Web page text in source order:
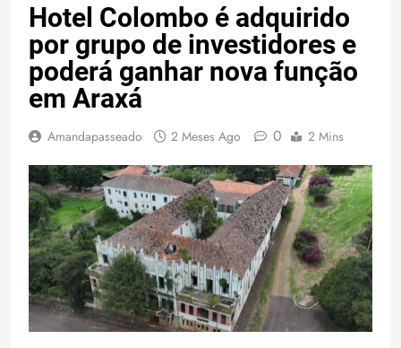
Hotel Colombo é adquirido
por grupo de investidores e
poderá ganhar nova função
em Araxá
Amandapasseado 2 Meses Ago 0 2 Mins